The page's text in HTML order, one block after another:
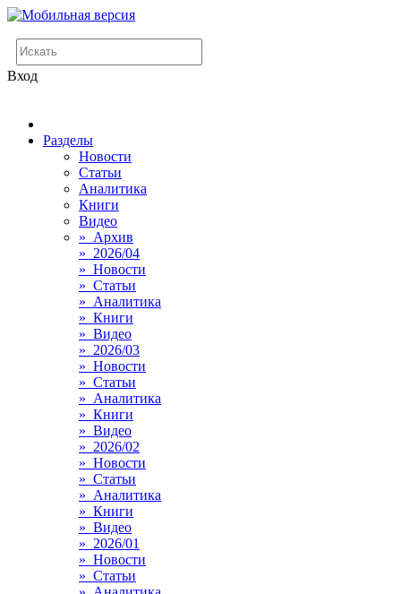
Вход
Разделы
Новости
Статьи
Аналитика
Книги
Видео
» Архив
» 2026/04
» Новости
» Статьи
» Аналитика
» Книги
» Видео
» 2026/03
» Новости
» Статьи
» Аналитика
» Книги
» Видео
» 2026/02
» Новости
» Статьи
» Аналитика
» Книги
» Видео
» 2026/01
» Новости
» Статьи